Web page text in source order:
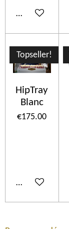
Add to cart
Topseller!
HipTray
Blanc
€175.00
Add to cart